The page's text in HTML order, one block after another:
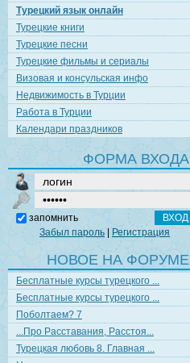
Турецкий язык онлайн
Турецкие книги
Турецкие песни
Турецкие фильмы и сериалы
Визовая и консульская инфо
Недвижимость в Турции
Работа в Турции
Календари праздников
ФОРМА ВХОДА
запомнить
Забыл пароль
Регистрация
НОВОЕ НА ФОРУМЕ
Бесплатные курсы турецкого ...
Бесплатные курсы турецкого ...
Поболтаем? 7
...Про Расставания, Расстоя...
Турецкая любовь 8. Главная ...